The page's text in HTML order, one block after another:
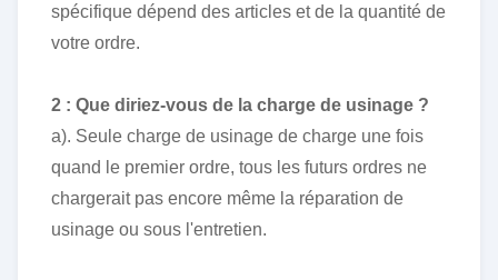
spécifique dépend des articles et de la quantité de
votre ordre.
2 : Que diriez-vous de la charge de usinage ?
a). Seule charge de usinage de charge une fois
quand le premier ordre, tous les futurs ordres ne
chargerait pas encore même la réparation de
usinage ou sous l'entretien.